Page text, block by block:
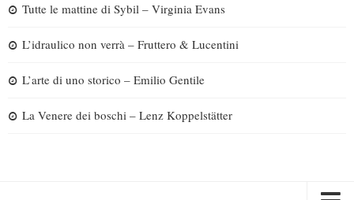
Tutte le mattine di Sybil – Virginia Evans
L’idraulico non verrà – Fruttero & Lucentini
L’arte di uno storico – Emilio Gentile
La Venere dei boschi – Lenz Koppelstätter